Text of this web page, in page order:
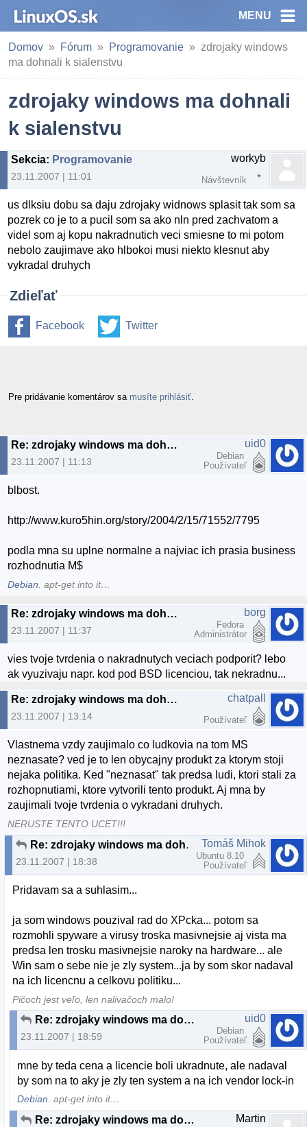
MENU
Domov Fórum Programovanie
zdrojaky windows
ma dohnali k sialenstvu
zdrojaky windows ma dohnali
k sialenstvu
Sekcia: Programovanie
23.11.2007 | 11:01
workyb
Návštevník
us dlksiu dobu sa daju zdrojaky widnows splasit tak som sa
pozrek co je to a pucil som sa ako nln pred zachvatom a
videl som aj kopu nakradnutich veci smiesne to mi potom
nebolo zaujimave ako hlbokoi musi niekto klesnut aby
vykradal druhych
Zdieľať
Facebook Twitter
Pre pridávanie komentárov sa musíte prihlásiť
Re: zdrojaky windows ma dohnali k sialenstvu
23.11.2007 | 11:13
uid0
Debian
Používateľ
blbost.
http://www.kuro5hin.org/story/2004/2/15/71552/7795
podla mna su uplne normalne a najviac ich prasia business
rozhodnutia M$
Debian . apt-get into it…
Re: zdrojaky windows ma dohnali k sialenstvu
23.11.2007 | 11:37
borg
Fedora
Administrátor
vies tvoje tvrdenia o nakradnutych veciach podporit? lebo
ak vyuzivaju napr. kod pod BSD licenciou, tak nekradnu...
Re: zdrojaky windows ma dohnali k sialenstvu
23.11.2007 | 13:14
chatpall
Používateľ
Vlastnema vzdy zaujimalo co ludkovia na tom MS
neznasate? ved je to len obycajny produkt za ktorym stoji
nejaka politika. Ked "neznasat" tak predsa ludi, ktori stali za
rozhopnutiami, ktore vytvorili tento produkt. Aj mna by
zaujimali tvoje tvrdenia o vykradani druhych.
NERUSTE TENTO UCET!!!
Re: zdrojaky windows ma dohnali k sialenstvu
23.11.2007 | 18:38
Tomáš Mihok
Ubuntu 8.10
Používateľ
Pridavam sa a suhlasim...
ja som windows pouzival rad do XPcka... potom sa
rozmohli spyware a virusy troska masivnejsie aj vista ma
predsa len trosku masivnejsie naroky na hardware... ale
Win sam o sebe nie je zly system...ja by som skor nadaval
na ich licencnu a celkovu politiku...
Pičoch jest veľo, len nalivačoch malo!
Re: zdrojaky windows ma dohnali k sialenstvu
23.11.2007 | 18:59
uid0
Debian
Používateľ
mne by teda cena a licencie boli ukradnute, ale nadaval
by som na to aky je zly ten system a na ich vendor lock-in
Debian. apt-get into it…
Re: zdrojaky windows ma dohnali k sialenstvu Martin